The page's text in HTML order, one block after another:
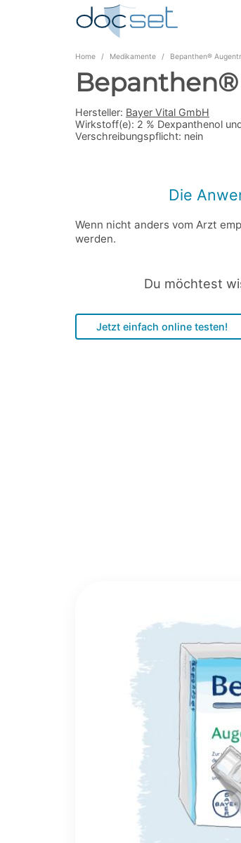
Home Medikamente Bepanthen®
Hersteller: Bayer Vital GmbH
Wirkstoff(e): 2 % Dexpanthenol
Verschreibungspflicht: nein
Die
Wenn nicht anders vom Arzt
werden.
Du möchtest
Jetzt einfach online testen!